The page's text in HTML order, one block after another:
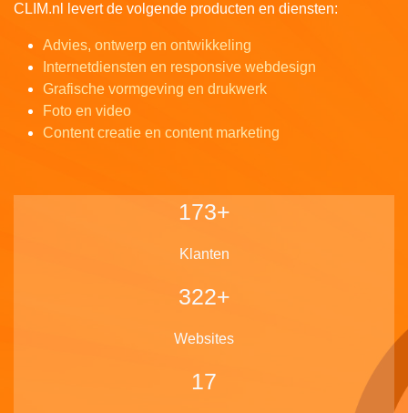
CLIM.nl levert de volgende producten en diensten:
Advies, ontwerp en ontwikkeling
Internetdiensten en responsive webdesign
Grafische vormgeving en drukwerk
Foto en video
Content creatie en content marketing
180+
Klanten
335+
Websites
17